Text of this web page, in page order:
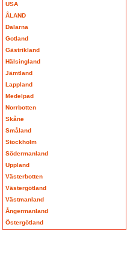
USA
ÅLAND
Dalarna
Gotland
Gästrikland
Hälsingland
Jämtland
Lappland
Medelpad
Norrbotten
Skåne
Småland
Stockholm
Södermanland
Uppland
Västerbotten
Västergötland
Västmanland
Ångermanland
Östergötland